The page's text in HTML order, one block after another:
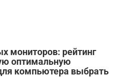
мониторов: рейтинг
оптимальную
компьютера выбрать